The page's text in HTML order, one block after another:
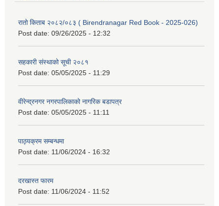
रातो किताब २०८२/०८३ ( Birendranagar Red Book - 2025-026)
Post date: 09/26/2025 - 12:32
सहकारी संस्थाको सूची २०८१
Post date: 05/05/2025 - 11:29
वीरेन्द्रनगर नगरपालिकाको नागरिक बडापत्र
Post date: 05/05/2025 - 11:11
पाठ्यक्रम सम्बन्धमा
Post date: 11/06/2024 - 16:32
दरखास्त फारम
Post date: 11/06/2024 - 11:52